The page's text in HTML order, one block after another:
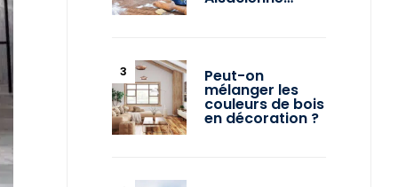
Peut-on
mélanger les
couleurs de bois
en décoration ?